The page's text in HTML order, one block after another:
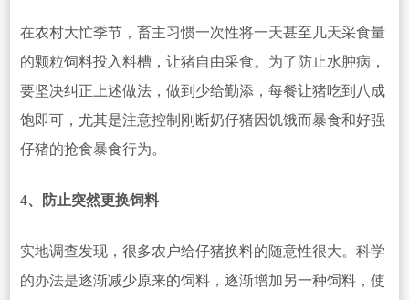
在农村大忙季节，畜主习惯一次性将一天甚至几天采食量
的颗粒饲料投入料槽，让猪自由采食。为了防止水肿病，
要坚决纠正上述做法，做到少给勤添，每餐让猪吃到八成
饱即可，尤其是注意控制刚断奶仔猪因饥饿而暴食和好强
仔猪的抢食暴食行为。
4、防止突然更换饲料
实地调查发现，很多农户给仔猪换料的随意性很大。科学
的办法是逐渐减少原来的饲料，逐渐增加另一种饲料，使